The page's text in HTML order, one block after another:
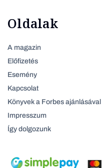
Oldalak
A magazin
Előfizetés
Esemény
Kapcsolat
Könyvek a Forbes ajánlásával
Impresszum
Így dolgozunk